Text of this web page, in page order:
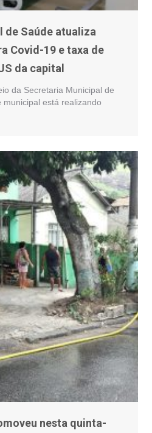
de Saúde atualiza
Covid-19 e taxa de
da capital
da Secretaria Municipal de
está realizando
nesta quinta-